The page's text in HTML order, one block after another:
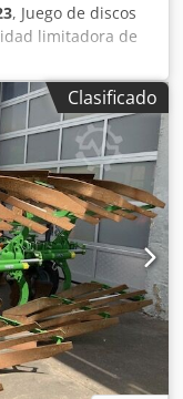
, Juego de discos
limitadora de
tubular S,
de
S / 2000 eje de
componentes de
de
Ro Al Rsrf
Clasificado